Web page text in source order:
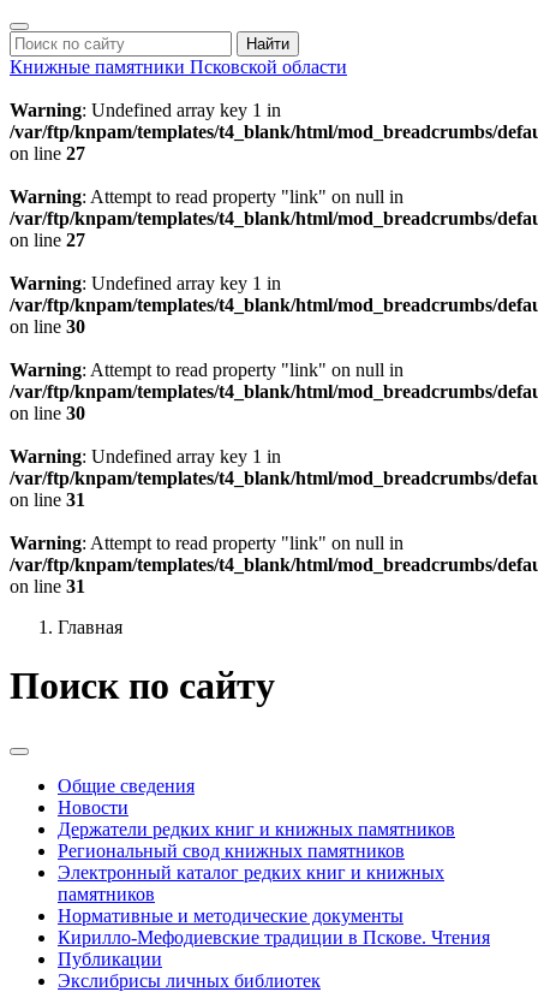
Найти
Книжные памятники Псковской области
Warning: Undefined array key 1 in
/var/ftp/knpam/templates/t4_blank/html/mod_breadcrumbs/
on line 27
Warning: Attempt to read property "link" on null in
/var/ftp/knpam/templates/t4_blank/html/mod_breadcrumbs/
on line 27
Warning: Undefined array key 1 in
/var/ftp/knpam/templates/t4_blank/html/mod_breadcrumbs/
on line 30
Warning: Attempt to read property "link" on null in
/var/ftp/knpam/templates/t4_blank/html/mod_breadcrumbs/
on line 30
Warning: Undefined array key 1 in
/var/ftp/knpam/templates/t4_blank/html/mod_breadcrumbs/
on line 31
Warning: Attempt to read property "link" on null in
/var/ftp/knpam/templates/t4_blank/html/mod_breadcrumbs/
on line 31
Главная
Поиск по сайту
Общие сведения
Новости
Держатели редких книг и книжных памятников
Региональный свод книжных памятников
Электронный каталог редких книг и книжных
памятников
Нормативные и методические документы
Кирилло-Мефодиевские традиции в Пскове. Чтения
Публикации
Экслибрисы личных библиотек